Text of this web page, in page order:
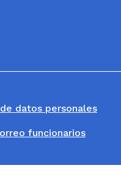
datos personales
funcionarios